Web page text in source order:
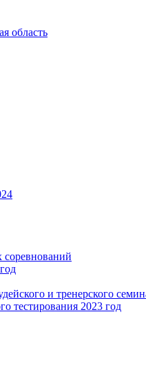
область
соревнований
и тренерского
тестирования 2023 год